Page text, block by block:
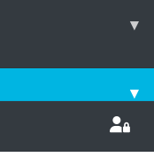
▾
▾